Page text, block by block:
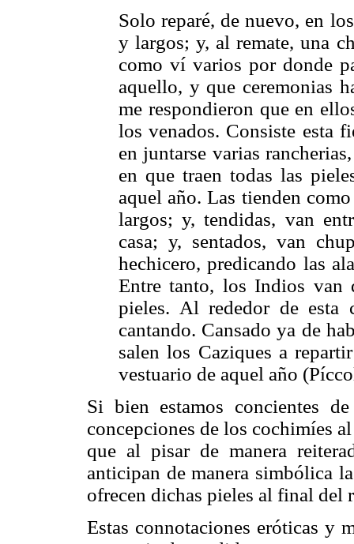
Solo reparé, de nuevo, en
y largos; y, al remate, una
como ví varios por donde
aquello, y que ceremonias
me respondieron que en
los venados. Consiste esta
en juntarse varias
en que traen todas las
aquel año. Las tienden
largos; y, tendidas, van
casa; y, sentados, van
hechicero, predicando las
Entre tanto, los Indios van
pieles. Al rededor de esta
cantando. Cansado ya de
salen los Caziques a
vestuario de aquel año
Si bien estamos concientes
concepciones de los cochimíes
que al pisar de manera
anticipan de manera simbólica
ofrecen dichas pieles al final del
Estas connotaciones eróticas y